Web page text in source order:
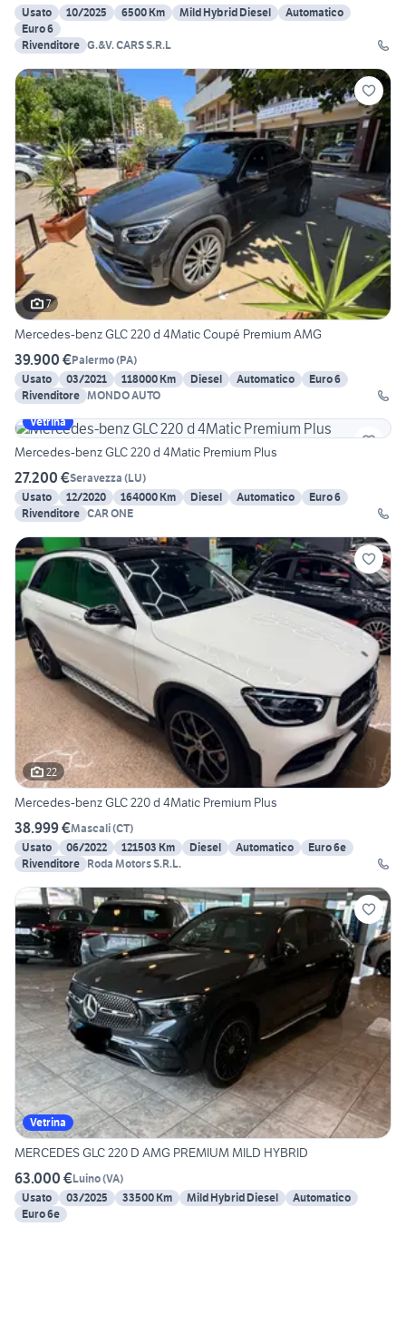
Usato
10/2025 6500 Km Mild Hybrid Diesel
Automatico
Euro 6
Rivenditore G.&V. CARS S.R.L
7
Mercedes-benz GLC 220 d 4Matic Coupé Premium AMG
39.900 €Palermo(PA)
Usato
03/2021 118000 Km Diesel Automatico
Euro 6
Rivenditore MONDO AUTO
Vetrina
Mercedes-benz GLC 220 d 4Matic Premium Plus
27.200 €Seravezza (LU)
Usato
12/2020 164000 Km Diesel Automatico
Euro 6
Rivenditore CAR ONE
22
Mercedes-benz GLC 220 d 4Matic Premium Plus
38.999 €Mascali(CT)
Usato
06/2022 121503 Km Diesel Automatico
Euro 6e
Rivenditore Roda Motors S.R.L.
Vetrina
MERCEDES GLC 220 D AMG PREMIUM MILD HYBRID
63.000 €Luino(VA)
Usato
03/2025 33500 Km Mild Hybrid Diesel
Automatico
Euro 6e